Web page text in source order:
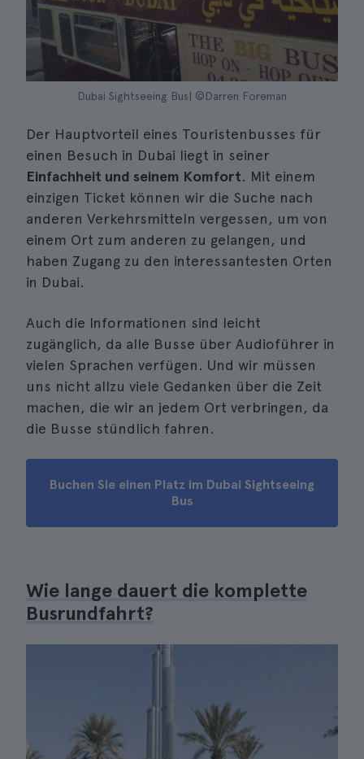
Dubai Sightseeing Bus| ©Darren Foreman
Der Hauptvorteil eines Touristenbusses für
einen Besuch in Dubai liegt in seiner
Einfachheit und seinem Komfort. Mit einem
einzigen Ticket können wir die Suche nach
anderen Verkehrsmitteln vergessen, um von
einem Ort zum anderen zu gelangen, und
haben Zugang zu den interessantesten Orten
in Dubai.
Auch die Informationen sind leicht
zugänglich, da alle Busse über Audioführer in
vielen Sprachen verfügen. Und wir müssen
uns nicht allzu viele Gedanken über die Zeit
machen, die wir an jedem Ort verbringen, da
die Busse stündlich fahren.
Buchen Sie einen Platz im Dubai Sightseeing
Bus
Wie lange dauert die komplette
Busrundfahrt?